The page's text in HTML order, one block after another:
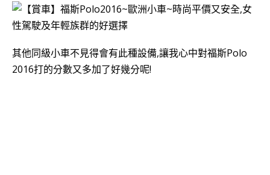
其他同級小車不見得會有此種設備,讓我心中對福斯Polo
2016打的分數又多加了好幾分呢!